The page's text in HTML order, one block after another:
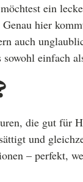
ein
hier
auch
einfach
die gut für
und
– perfekt,